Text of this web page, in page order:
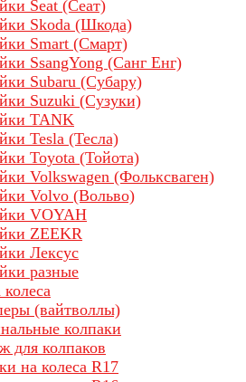
Seat (Сеат)
Skoda (Шкода)
Smart (Смарт)
SsangYong (Санг Енг)
Subaru (Субару)
Suzuki (Сузуки)
TANK
Tesla (Тесла)
Toyota (Тойота)
Volkswagen (Фольксваген)
Volvo (Вольво)
VOYAH
ZEEKR
Лексус
разные
(вайтволлы)
колпаки
для колпаков
на колеса R17